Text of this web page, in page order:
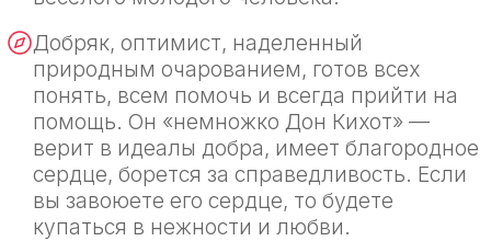
Добряк, оптимист, наделенный
природным очарованием, готов всех
понять, всем помочь и всегда прийти на
помощь. Он «немножко Дон Кихот» —
верит в идеалы добра, имеет благородное
сердце, борется за справедливость. Если
вы завоюете его сердце, то будете
купаться в нежности и любви.